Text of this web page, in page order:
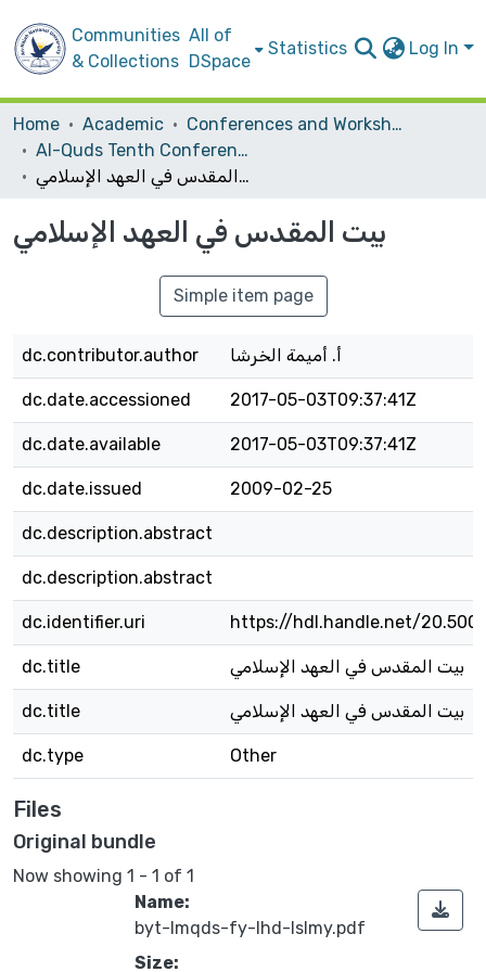
Communities
& Collections
All of
DSpace
Statistics Log In
Home Academic
Conferences and Workshops
Al-Quds Tenth Conference Anticipating the Cultural and Civilization Reality in Jerusalem in 2009
بيت المقدس في العهد الإسلامي
بيت المقدس في العهد الإسلامي
Simple item page
dc.contributor.author أ. أميمة الخرشا
dc.date.accessioned 2017-05-03T09:37:41Z
dc.date.available 2017-05-03T09:37:41Z
dc.date.issued 2009-02-25
dc.description.abstract
dc.description.abstract
dc.identifier.uri https://hdl.handle.net/
dc.title بيت المقدس في العهد الإسلامي
dc.title بيت المقدس في العهد الإسلامي
dc.type Other
Files
Original bundle
Now showing 1 - 1 of 1
Name:
byt-lmqds-fy-lhd-lslmy.pdf
Size: